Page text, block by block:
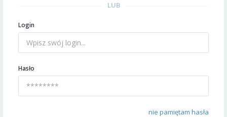
LUB
Login
Hasło
nie pamiętam hasła